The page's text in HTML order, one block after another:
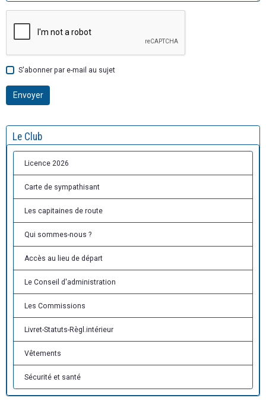
S'abonner par e-mail au sujet
Envoyer
Le Club
Licence 2026
Carte de sympathisant
Les capitaines de route
Qui sommes-nous ?
Accès au lieu de départ
Le Conseil d'administration
Les Commissions
Livret-Statuts-Règl.intérieur
Vêtements
Sécurité et santé